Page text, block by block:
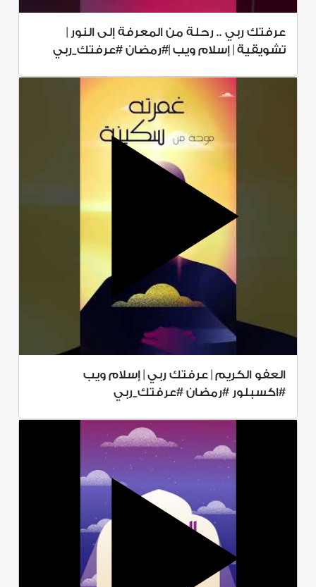
عرفتك ربي .. رحلة من المعرفة إلى النور |
تشويقية | إسلام ويب |#رمضان #عرفتك_ربي
العفو الكريم | عرفتك ربي | إسلام ويب
#اكسبلور #رمضان #عرفتك_ربي